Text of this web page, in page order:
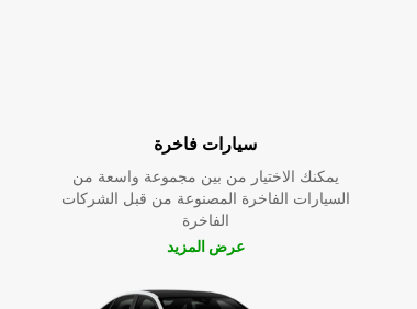
سيارات فاخرة
يمكنك الاختيار من بين مجموعة واسعة من
السيارات الفاخرة المصنوعة من قبل الشركات
الفاخرة
عرض المزيد